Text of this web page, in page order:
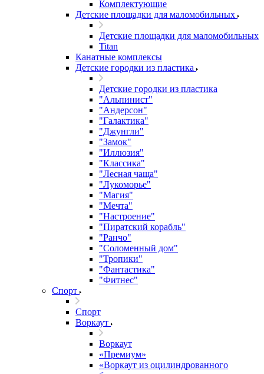
Комплектующие
Детские площадки для маломобильных
Детские площадки для маломобильных
Titan
Канатные комплексы
Детские городки из пластика
Детские городки из пластика
"Альпинист"
"Андерсон"
"Галактика"
"Джунгли"
"Замок"
"Иллюзия"
"Классика"
"Лесная чаща"
"Лукоморье"
"Магия"
"Мечта"
"Настроение"
"Пиратский корабль"
"Ранчо"
"Соломенный дом"
"Тропики"
"Фантастика"
"Фитнес"
Спорт
Спорт
Воркаут
Воркаут
«Премиум»
«Воркаут из оцилиндрованного